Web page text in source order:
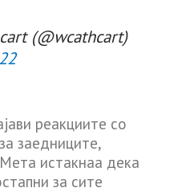
(@wcathcart)
реакциите со
заедниците,
истакнаа дека
за сите